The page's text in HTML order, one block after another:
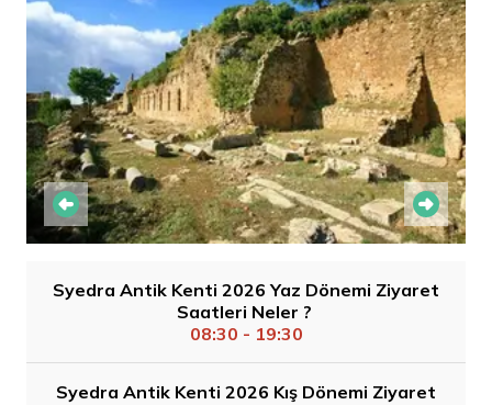
Syedra Antik Kenti 2026 Yaz Dönemi Ziyaret
Saatleri Neler ?
08:30 - 19:30
Syedra Antik Kenti 2026 Kış Dönemi Ziyaret